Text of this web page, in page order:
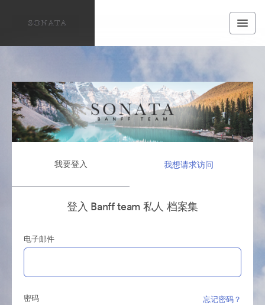
我要登入 我想请求访问
登入 Banff team 私人 档案集
电子邮件
密码 忘记密码？